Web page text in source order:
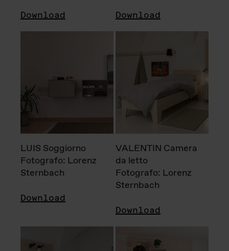
Download Download
LUIS Soggiorno
Fotografo: Lorenz
Sternbach
Download
VALENTIN Camera
da letto
Fotografo: Lorenz
Sternbach
Download